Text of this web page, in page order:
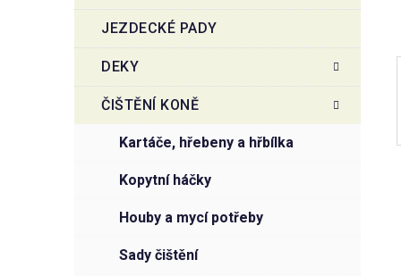
n
l
JEZDECKÉ PADY
DEKY
ČIŠTĚNÍ KONĚ
kartáče, hřebeny a hřbílka
kopytní háčky
houby a mycí potřeby
sady čištění